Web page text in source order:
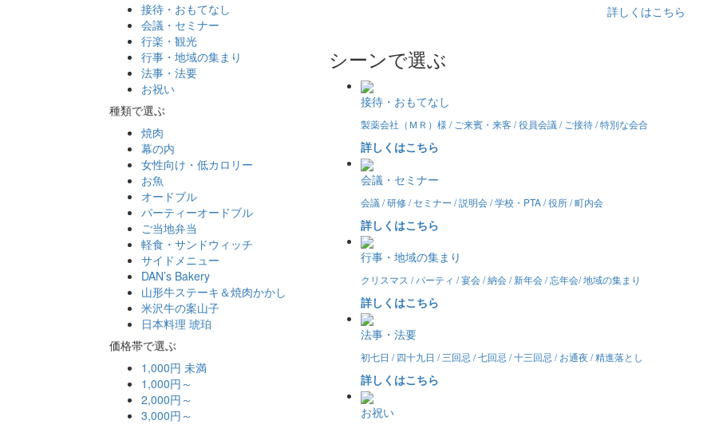
詳しくはこちら
シーンで選ぶ
接待・おもてなし
製薬会社（ＭＲ）様 / ご来賓・来客 / 役員会議 / ご接待 / 特別な会合
詳しくはこちら
会議・セミナー
会議 / 研修 / セミナー / 説明会 / 学校・PTA / 役所 / 町内会
詳しくはこちら
行事・地域の集まり
クリスマス / パーティ / 宴会 / 納会 / 新年会 / 忘年会/ 地域の集まり
詳しくはこちら
法事・法要
初七日 / 四十九日 / 三回忌 / 七回忌 / 十三回忌 / お通夜 / 精進落とし
詳しくはこちら
お祝い
接待・おもてなし
会議・セミナー
行楽・観光
行事・地域の集まり
法事・法要
お祝い
種類で選ぶ
焼肉
幕の内
女性向け・低カロリー
お魚
オードブル
パーティーオードブル
ご当地弁当
軽食・サンドウィッチ
サイドメニュー
DAN’s Bakery
山形牛ステーキ＆焼肉かかし
米沢牛の案山子
日本料理 琥珀
価格帯で選ぶ
1,000円 未満
1,000円～
2,000円～
3,000円～